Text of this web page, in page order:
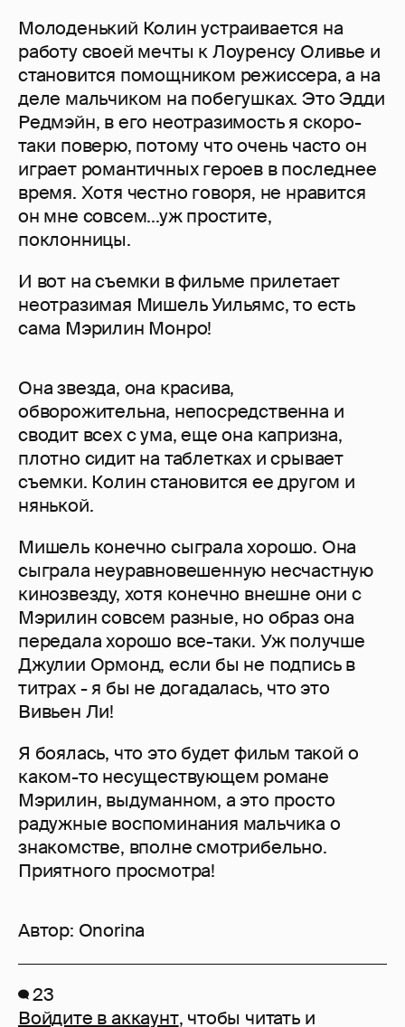
Молоденький Колин устраивается на
работу своей мечты к Лоуренсу Оливье и
становится помощником режиссера, а на
деле мальчиком на побегушках. Это Эдди
Редмэйн, в его неотразимость я скоро-
таки поверю, потому что очень часто он
играет романтичных героев в последнее
время. Хотя честно говоря, не нравится
он мне совсем...уж простите,
поклонницы.
И вот на съемки в фильме прилетает
неотразимая Мишель Уильямс, то есть
сама Мэрилин Монро!
Она звезда, она красива,
обворожительна, непосредственна и
сводит всех с ума, еще она капризна,
плотно сидит на таблетках и срывает
съемки. Колин становится ее другом и
нянькой.
Мишель конечно сыграла хорошо. Она
сыграла неуравновешенную несчастную
кинозвезду, хотя конечно внешне они с
Мэрилин совсем разные, но образ она
передала хорошо все-таки. Уж получше
Джулии Ормонд, если бы не подпись в
титрах - я бы не догадалась, что это
Вивьен Ли!
Я боялась, что это будет фильм такой о
каком-то несуществующем романе
Мэрилин, выдуманном, а это просто
радужные воспоминания мальчика о
знакомстве, вполне смотрибельно.
Приятного просмотра!
Автор: Onorina
23
Войдите в аккаунт, чтобы читать и